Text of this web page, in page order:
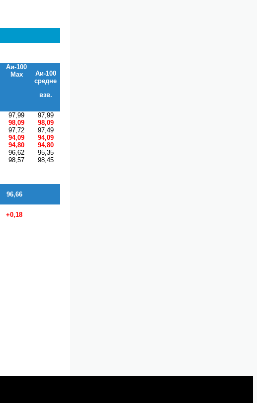
Аи-100
Max
Аи-100
средне
взв.
97,99
97,99
98,09
98,09
97,72
97,49
94,09
94,09
94,80
94,80
96,62
95,35
98,57
98,45
96,66
+0,18